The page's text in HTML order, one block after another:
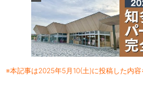
※本記事は2025年5月10(土)に投稿した内